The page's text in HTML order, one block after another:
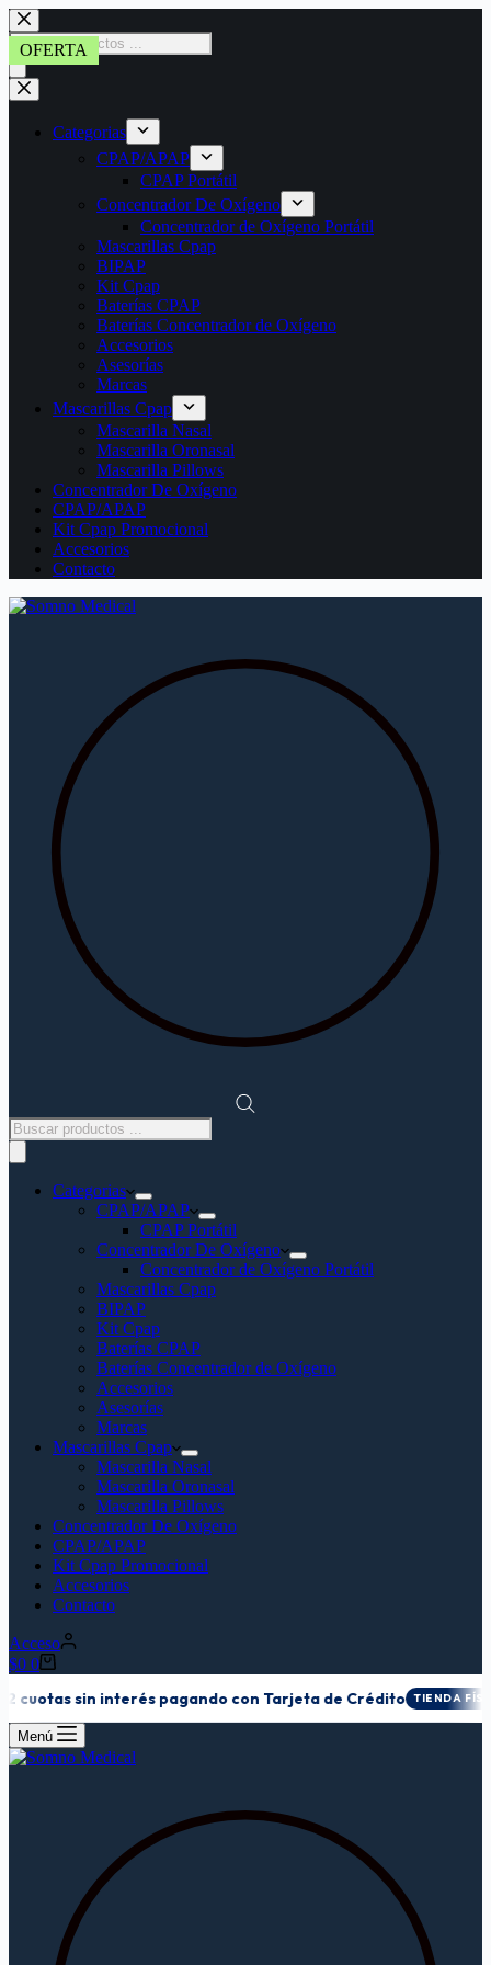
Saltar
al
contenido
Búsqueda
de
productos
Categorias
CPAP/APAP
CPAP Portátil
Concentrador De Oxígeno
Concentrador de Oxígeno Portátil
Mascarillas Cpap
BIPAP
Kit Cpap
Baterías CPAP
Baterías Concentrador de Oxígeno
Accesorios
Asesorías
Marcas
Mascarillas Cpap
Mascarilla Nasal
Mascarilla Oronasal
Mascarilla Pillows
Concentrador De Oxígeno
CPAP/APAP
Kit Cpap Promocional
Accesorios
Contacto
Búsqueda
de
productos
Categorias
CPAP/APAP
CPAP Portátil
Concentrador De Oxígeno
Concentrador de Oxígeno Portátil
Mascarillas Cpap
BIPAP
Kit Cpap
Baterías CPAP
Baterías Concentrador de Oxígeno
Accesorios
Asesorías
Marcas
Mascarillas Cpap
Mascarilla Nasal
Mascarilla Oronasal
Mascarilla Pillows
Concentrador De Oxígeno
CPAP/APAP
Kit Cpap Promocional
Accesorios
Contacto
Acceso
Carro
compra
$0 0
sin interés pagando con Tarjeta de Crédito TIENDA FÍSICA
Menú
OFERTA